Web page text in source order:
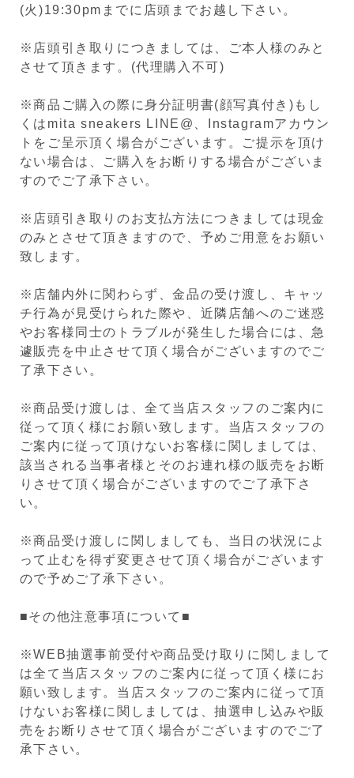
(火)19:30pmまでに店頭までお越し下さい。
※店頭引き取りにつきましては、ご本人様のみと
させて頂きます。(代理購入不可)
※商品ご購入の際に身分証明書(顔写真付き)もし
くはmita sneakers LINE@、Instagramアカウン
トをご呈示頂く場合がございます。ご提示を頂け
ない場合は、ご購入をお断りする場合がございま
すのでご了承下さい。
※店頭引き取りのお支払方法につきましては現金
のみとさせて頂きますので、予めご用意をお願い
致します。
※店舗内外に関わらず、金品の受け渡し、キャッ
チ行為が見受けられた際や、近隣店舗へのご迷惑
やお客様同士のトラブルが発生した場合には、急
遽販売を中止させて頂く場合がございますのでご
了承下さい。
※商品受け渡しは、全て当店スタッフのご案内に
従って頂く様にお願い致します。当店スタッフの
ご案内に従って頂けないお客様に関しましては、
該当される当事者様とそのお連れ様の販売をお断
りさせて頂く場合がございますのでご了承下さ
い。
※商品受け渡しに関しましても、当日の状況によ
って止むを得ず変更させて頂く場合がございます
ので予めご了承下さい。
■その他注意事項について■
※WEB抽選事前受付や商品受け取りに関しまして
は全て当店スタッフのご案内に従って頂く様にお
願い致します。当店スタッフのご案内に従って頂
けないお客様に関しましては、抽選申し込みや販
売をお断りさせて頂く場合がございますのでご了
承下さい。